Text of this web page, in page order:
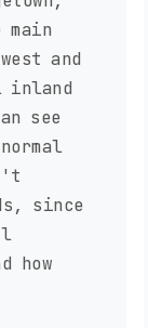
and
inland
see
since
how